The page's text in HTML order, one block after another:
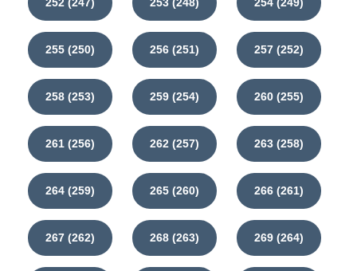
255 (250) 256 (251) 257 (252)
258 (253) 259 (254) 260 (255)
261 (256) 262 (257) 263 (258)
264 (259) 265 (260) 266 (261)
267 (262) 268 (263) 269 (264)